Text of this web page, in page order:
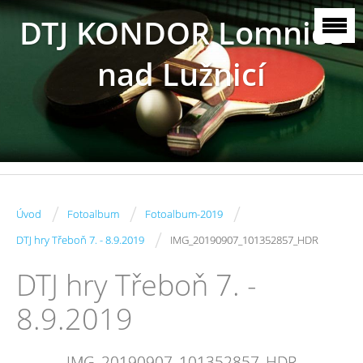
DTJ KONDOR Lomnice
nad Lužnicí
Úvod / Fotoalbum / Fotoalbum-2019 /
DTJ hry Třeboň 7. - 8.9.2019 / IMG_20190907_101352857_HDR
DTJ hry Třeboň 7. -
8.9.2019